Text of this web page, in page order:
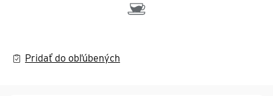
Pridať do obľúbených